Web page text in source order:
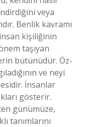
veya
Benlik kavramı
kişiliğinin
taşıyan
bütünüdür. Öz-
ve neyi
İnsanlar
gösterir.
günümüze,
tanımlarını